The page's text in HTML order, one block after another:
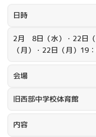
日時
2月 8日（水）・22日
（月）・22日（月）19
会場
旧西部中学校体育館
内容